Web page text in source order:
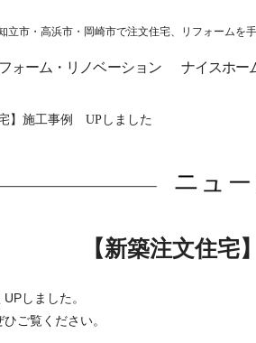
ジへ移動
立市・高浜市・岡崎市で注文住宅、リフォームを
ォーム・リノベーション ナイスホー
施工事例 UPしました
【新築注文住
しました。
ご覧ください。